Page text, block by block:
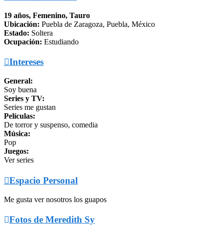
19 años, Femenino, Tauro
Ubicación: Puebla de Zaragoza, Puebla, México
Estado: Soltera
Ocupación: Estudiando
Intereses
General:
Soy buena
Series y TV:
Series me gustan
Películas:
De torror y suspenso, comedia
Música:
Pop
Juegos:
Ver series
Espacio Personal
Me gusta ver nosotros los guapos
Fotos de Meredith Sy